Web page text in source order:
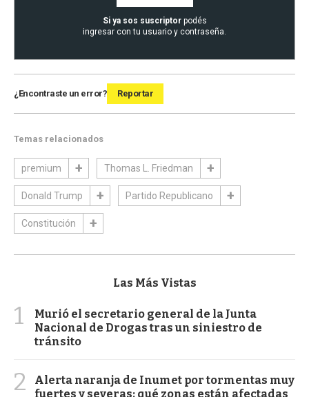
Si ya sos suscriptorpodés
ingresar con tu usuario y contraseña.
¿Encontraste un error? Reportar
Temas relacionados
premium Thomas L. Friedman
Donald Trump Partido Republicano
Constitución
Las Más Vistas
1
Murió el secretario general de la Junta
Nacional de Drogas tras un siniestro de
tránsito
2
Alerta naranja de Inumet por tormentas muy
fuertes y severas: qué zonas están afectadas